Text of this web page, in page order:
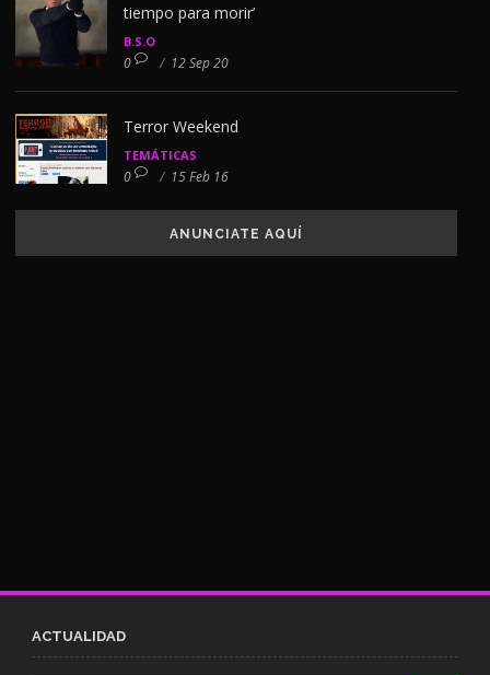
tiempo para morir’
B.S.O
0 / 12 Sep 20
Terror Weekend
TEMÁTICAS
0 / 15 Feb 16
ANUNCIATE AQUÍ
ACTUALIDAD